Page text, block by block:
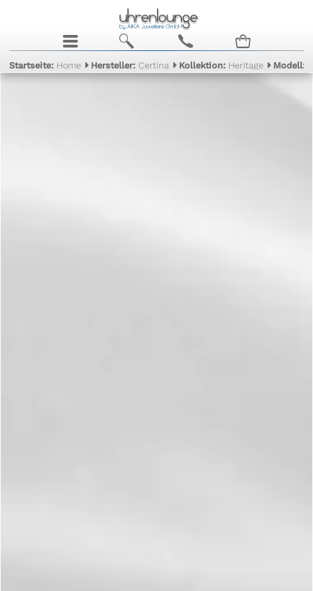
j b c n
Startseite: Home Hersteller:Certina Kollektion: Heritage Modell: